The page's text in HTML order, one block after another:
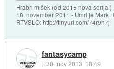
Hrabri mišek (od 2015 nova
18. november 2011 - Umrl je Mark
RTVSLO: http://tinyurl.com/74r9n7j
fantasycamp
::30. nov 2013, 18:49